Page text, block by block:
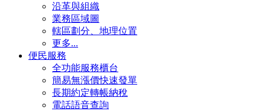
沿革與組織
業務區域圖
轄區劃分、地理位置
更多...
便民服務
全功能服務櫃台
簡易無漲價快速發單
長期約定轉帳納稅
電話語音查詢